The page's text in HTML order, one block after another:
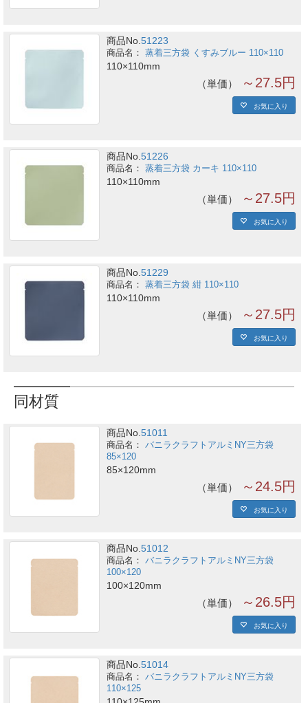
商品No.51223
蒸着三方袋 くすみブルー 110×110
110×110mm
単価 ～27.5円
お気に入り
商品No.51226
蒸着三方袋 カーキ 110×110
110×110mm
単価 ～27.5円
お気に入り
商品No.51229
蒸着三方袋 紺 110×110
110×110mm
単価 ～27.5円
お気に入り
同材質
商品No.51011
バニラクラフトアルミNY三方袋
85×120
85×120mm
単価 ～24.5円
お気に入り
商品No.51012
バニラクラフトアルミNY三方袋
100×120
100×120mm
単価 ～26.5円
お気に入り
商品No.51014
バニラクラフトアルミNY三方袋
110×125